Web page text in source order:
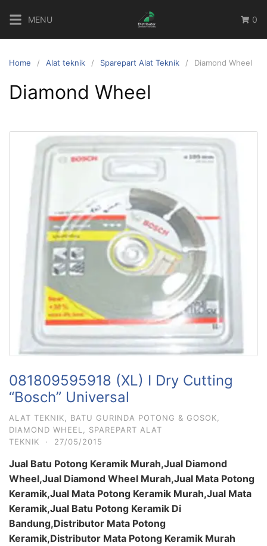
content
MENU 0
Home Alat teknik Sparepart Alat Teknik Diamond Wheel
Diamond Wheel
081809595918 (XL) I Dry Cutting
“Bosch” Universal
ALAT TEKNIK BATU GURINDA POTONG & GOSOK
DIAMOND WHEEL
SPAREPART ALAT
TEKNIK
· 27/05/2015
Jual Batu Potong Keramik Murah,Jual Diamond
Wheel,Jual Diamond Wheel Murah,Jual Mata Potong
Keramik,Jual Mata Potong Keramik Murah,Jual Mata
Keramik,Jual Batu Potong Keramik Di
Bandung,Distributor Mata Potong
Keramik,Distributor Mata Potong Keramik Murah